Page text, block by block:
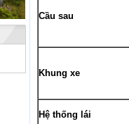
Cầu sau
Khung xe
Hệ thống lái